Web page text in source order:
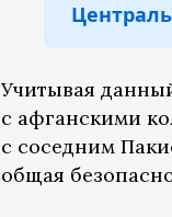
Учитывая
с афганскими
с соседним
общая